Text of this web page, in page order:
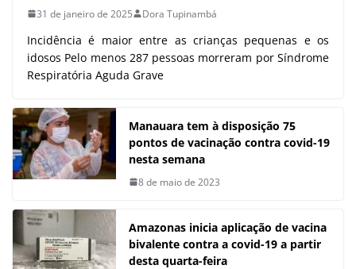
31 de janeiro de 2025 Dora Tupinambá
Incidência é maior entre as crianças pequenas e os
idosos Pelo menos 287 pessoas morreram por Síndrome
Respiratória Aguda Grave
Manauara tem à disposição 75
pontos de vacinação contra covid-19
nesta semana
8 de maio de 2023
Amazonas inicia aplicação de vacina
bivalente contra a covid-19 a partir
desta quarta-feira